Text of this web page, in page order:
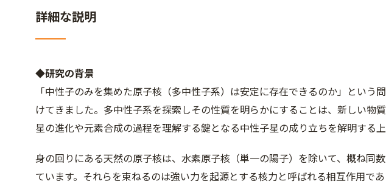
詳細な説明
◆研究の背景
「中性子のみを集めた原子核（多中性子系）は安定に存在できるのか」という
けてきました。多中性子系を探索しその性質を明らかにすることは、新しい物
星の進化や元素合成の過程を理解する鍵となる中性子星の成り立ちを解明する上
身の回りにある天然の原子核は、水素原子核（単一の陽子）を除いて、概ね同
ています。それらを束ねるのは強い力を起源とする核力と呼ばれる相互作用で